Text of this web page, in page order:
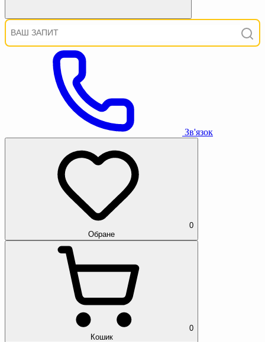
Зв'язок
0
Обране
0
Кошик